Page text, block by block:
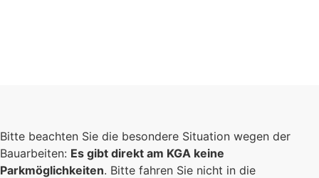
Bitte beachten Sie die besondere Situation wegen der
Bauarbeiten: Es gibt direkt am KGA keine
Parkmöglichkeiten. Bitte fahren Sie nicht in die